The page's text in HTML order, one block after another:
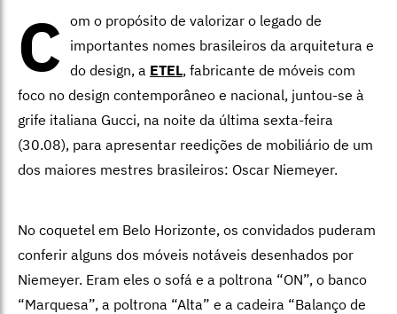
C om o propósito de valorizar o legado de
importantes nomes brasileiros da arquitetura e
do design, a ETEL, fabricante de móveis com
foco no design contemporâneo e nacional, juntou-se à
grife italiana Gucci, na noite da última sexta-feira
(30.08), para apresentar reedições de mobiliário de um
dos maiores mestres brasileiros: Oscar Niemeyer.
No coquetel em Belo Horizonte, os convidados puderam
conferir alguns dos móveis notáveis desenhados por
Niemeyer. Eram eles o sofá e a poltrona “ON”, o banco
“Marquesa”, a poltrona “Alta” e a cadeira “Balanço de